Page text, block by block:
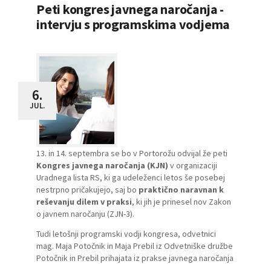
Peti kongres javnega naročanja -
intervju s programskima vodjema
6.
JUL.
13. in 14. septembra se bo v Portorožu odvijal že peti
Kongres javnega naročanja (KJN) v organizaciji
Uradnega lista RS, ki ga udeleženci letos še posebej
nestrpno pričakujejo, saj bo praktično naravnan k
reševanju dilem v praksi, ki jih je prinesel nov Zakon
o javnem naročanju (ZJN-3).
Tudi letošnji programski vodji kongresa, odvetnici
mag. Maja Potočnik in Maja Prebil iz Odvetniške družbe
Potočnik in Prebil prihajata iz prakse javnega naročanja